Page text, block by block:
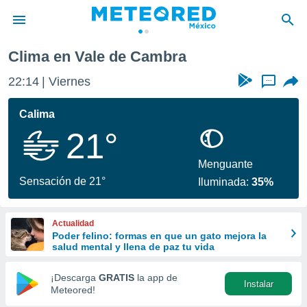
de
ha sido
calidad.
a este
las
y
forma
digital
basada
Clima en Vale de Cambra
22:14 Viernes ...
Calima
21°
Sensación de 21°
Menguante
Iluminada:35%
Actualidad
Poder felino: formas en que un gato mejora la
salud mental y llena de paz tu vida
¡Descarga GRATIS la app de
Meteored!
Instalar